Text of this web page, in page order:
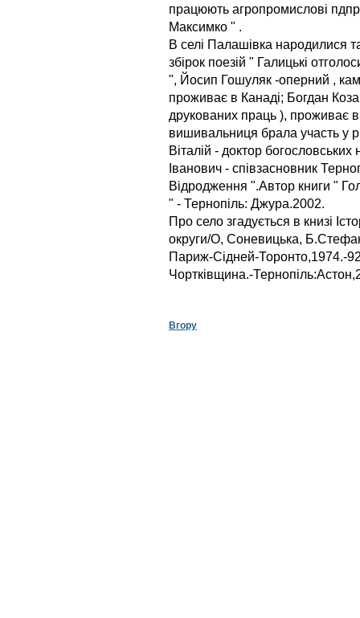
працюють агропромислові
Максимко " .
В селі Палашівка народилися
збірок поезій " Галицькі
", Йосип Гошуляк -оперний ,
проживає в Канаді; Богдан
друкованих праць ), проживає
вишивальниця брала участь у
Віталій - доктор
Іванович - співзасновник
Відродження ".Автор книги "
" - Тернопіль: Джура.2002.
Про село згадується в книзі
округи/О, Соневицька,
Париж-Сідней-Торонто,1974.-
Чортківщина.-
Вгору